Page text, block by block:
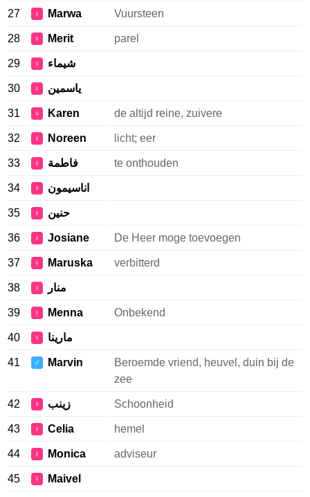
27 ♀ Marwa Vuursteen
28 ♀ Merit parel
29 ♀ شيماء
30 ♀ ياسمين
31 ♀ Karen de altijd reine, zuivere
32 ♀ Noreen licht; eer
33 ♀ فاطمة te onthouden
34 ♀ اناسيمون
35 ♀ حنين
36 ♀ Josiane De Heer moge toevoegen
37 ♀ Maruska verbitterd
38 ♀ منار
39 ♀ Menna Onbekend
40 ♀ مارينا
41 ♂ Marvin
Beroemde vriend, heuvel, duin bij de
zee
42 ♀ زينب Schoonheid
43 ♀ Celia hemel
44 ♀ Monica adviseur
45 ♀ Maivel